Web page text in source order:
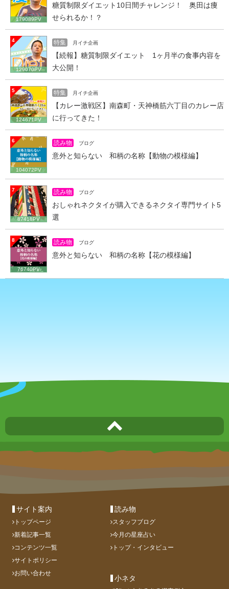
179089PV
糖質制限ダイエット10日間チャレンジ！ 奥田は痩
せられるか！？
4
129070PV
特集 月イチ企画
【続報】糖質制限ダイエット 1ヶ月半の食事内容を
大公開！
5
124671PV
特集 月イチ企画
【カレー激戦区】南森町・天神橋筋六丁目のカレー店
に行ってきた！
6
104072PV
読み物 ブログ
意外と知らない 和柄の名称【動物の模様編】
7
87418PV
読み物 ブログ
おしゃれネクタイが購入できるネクタイ専門サイト5
選
8
76740PV
読み物 ブログ
意外と知らない 和柄の名称【花の模様編】
サイト案内
トップページ
新着記事一覧
コンテンツ一覧
サイトポリシー
お問い合わせ
読み物
スタッフブログ
今月の星座占い
トップ・インタビュー
小ネタ